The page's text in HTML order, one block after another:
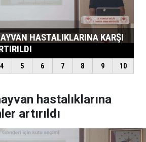
hastalıklarına
artırıldı